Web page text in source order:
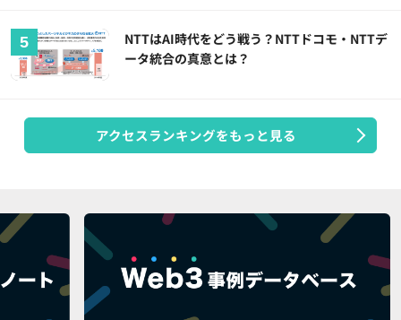
NTTはAI時代をどう戦う？NTTドコモ・NTTデ
ータ統合の真意とは？
アクセスランキングをもっと見る